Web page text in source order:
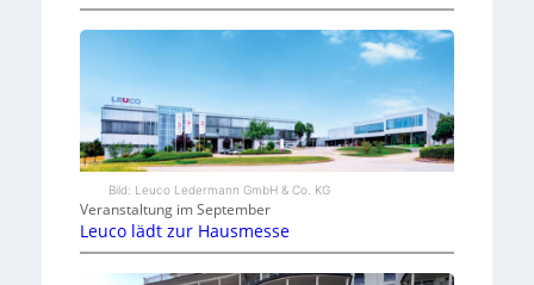
Bild: Leuco Ledermann GmbH & Co. KG
Veranstaltung im September
Leuco lädt zur Hausmesse